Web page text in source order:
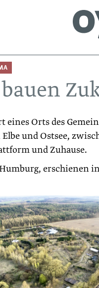
eines Orts des
und Ostsee,
und Zuhause.
erschienen